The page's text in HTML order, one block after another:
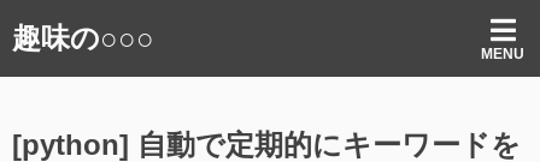
ン趣味の○○○ MENU
[python] 自動で定期的にキーワードを